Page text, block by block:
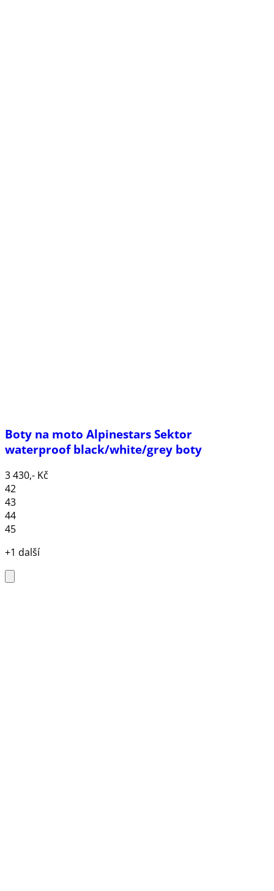
Boty na moto Alpinestars Sektor
waterproof black/white/grey boty
3 430,- Kč
42
43
44
45
+1 další